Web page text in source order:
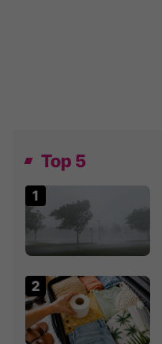
Top 5